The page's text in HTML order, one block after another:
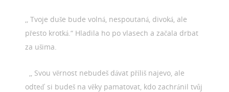
,, Tvoje duše bude volná, nespoutaná, divoká, ale
přesto krotká.“ Hladila ho po vlasech a začala drbat
za ušima.
,, Svou věrnost nebudeš dávat příliš najevo, ale
odteď si budeš na věky pamatovat, kdo zachránil tvůj